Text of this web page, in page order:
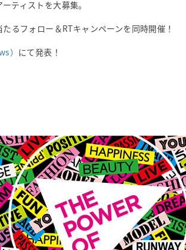
ティストを大募集。
るフォロー＆RTキャンペーンを同時開催！
） にて発表！